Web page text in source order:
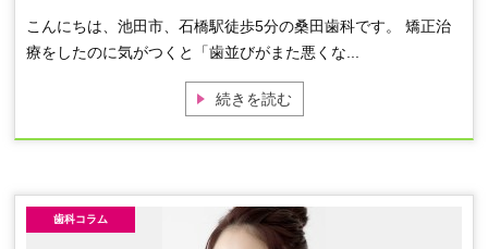
こんにちは、池田市、石橋駅徒歩5分の桑田歯科です。 矯正治
療をしたのに気がつくと「歯並びがまた悪くな...
続きを読む
歯科コラム